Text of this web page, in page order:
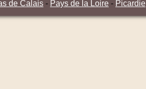
de Calais - Pays de la Loire - Picardie